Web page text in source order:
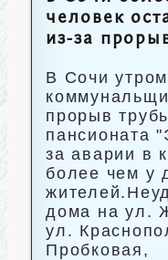
человек
из-за
В Сочи
прорыв
пансионата
за аварии в
более чем у
дома на ул.
ул.
Пробковая,